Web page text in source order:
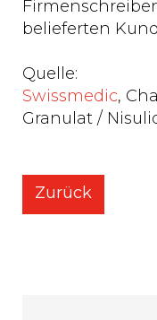
belieferten
Quelle:
Swissmedic,
Granulat /
Zurück